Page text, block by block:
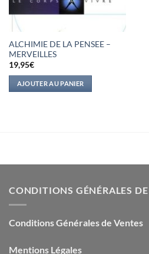
ALCHIMIE DE LA PENSEE –
MERVEILLES
19,95€
AJOUTER AU PANIER
CONDITIONS GÉNÉRALES DE
Conditions Générales de Ventes
Mentions Légales